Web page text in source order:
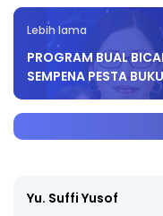
Lebih lama
PROGRAM BUAL
SEMPENA PESTA
Yu. Suffi Yusof